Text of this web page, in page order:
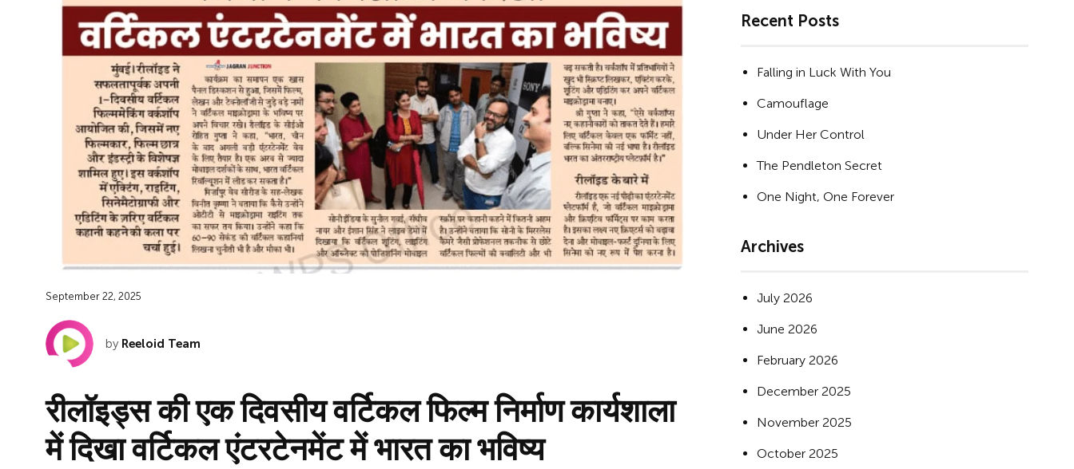
September 22, 2025
by Reeloid Team
रीलॉइड्स की एक दिवसीय वर्टिकल फिल्म निर्माण कार्यशाला
में दिखा वर्टिकल एंटरटेनमेंट में भारत का भविष्य
Recent Posts
Falling in Luck With You
Camouflage
Under Her Control
The Pendleton Secret
One Night, One Forever
Archives
July 2026
June 2026
February 2026
December 2025
November 2025
October 2025